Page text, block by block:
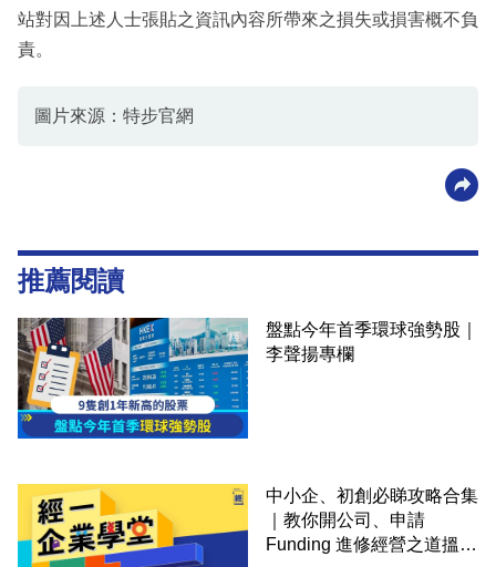
站對因上述人士張貼之資訊內容所帶來之損失或損害概不負
責。
圖片來源：特步官網
推薦閱讀
盤點今年首季環球強勢股｜
李聲揚專欄
中小企、初創必睇攻略合集
｜教你開公司、申請
Funding 進修經營之道搵大